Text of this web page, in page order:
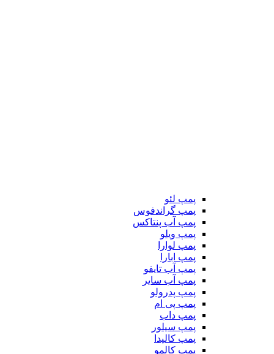
پمپ لئو
پمپ گراندفوس
پمپ آب پنتاکس
پمپ ویلو
پمپ لوارا
پمپ ابارا
پمپ آب تایفو
پمپ آب سایر
پمپ پدرولو
پمپ پی ام
پمپ داب
پمپ سیلور
پمپ کالپدا
پمپ کالمو